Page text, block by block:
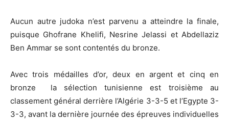
Aucun autre judoka n’est parvenu a atteindre la finale,
puisque Ghofrane Khelifi, Nesrine Jelassi et Abdellaziz
Ben Ammar se sont contentés du bronze.
Avec trois médailles d’or, deux en argent et cinq en
bronze la sélection tunisienne est troisième au
classement général derrière l’Algérie 3-3-5 et l’Egypte 3-
3-3, avant la dernière journée des épreuves individuelles